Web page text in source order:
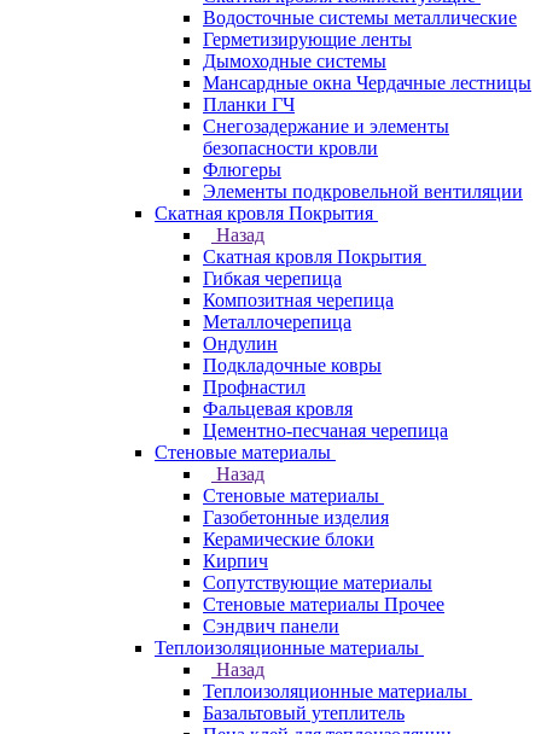
Водосточные системы металлические
Герметизирующие ленты
Дымоходные системы
Мансардные окна Чердачные лестницы
Планки ГЧ
Снегозадержание и элементы
безопасности кровли
Флюгеры
Элементы подкровельной вентиляции
Скатная кровля Покрытия
Назад
Скатная кровля Покрытия
Гибкая черепица
Композитная черепица
Металлочерепица
Ондулин
Подкладочные ковры
Профнастил
Фальцевая кровля
Цементно-песчаная черепица
Стеновые материалы
Назад
Стеновые материалы
Газобетонные изделия
Керамические блоки
Кирпич
Сопутствующие материалы
Стеновые материалы Прочее
Сэндвич панели
Теплоизоляционные материалы
Назад
Теплоизоляционные материалы
Базальтовый утеплитель